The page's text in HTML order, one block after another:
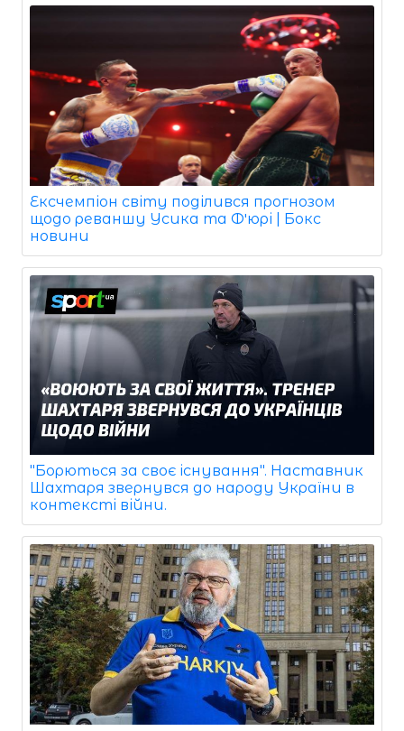
Ексчемпіон світу поділився прогнозом
щодо реваншу Усика та Фʼюрі | Бокс
новини
"Борються за своє існування". Наставник
Шахтаря звернувся до народу України в
контексті війни.